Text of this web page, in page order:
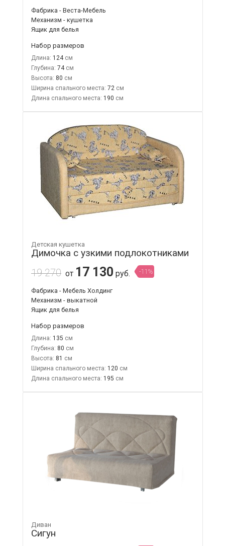
Фабрика - Веста-Мебель
Механизм - кушетка
Ящик для белья
Набор размеров
Длина: 124
Глубина: 74
Высота: 80
Ширина спального места: 72
Длина спального места: 190
Детская кушетка
Димочка с узкими подлокотниками
19 270 от 17 130 руб. -11%
Фабрика - Мебель Холдинг
Механизм - выкатной
Ящик для белья
Набор размеров
Длина: 135
Глубина: 80
Высота: 81
Ширина спального места: 120
Длина спального места: 195
Диван
Сигун